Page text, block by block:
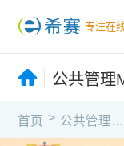
专注在
公共管理
首页 > 公共管理MPA